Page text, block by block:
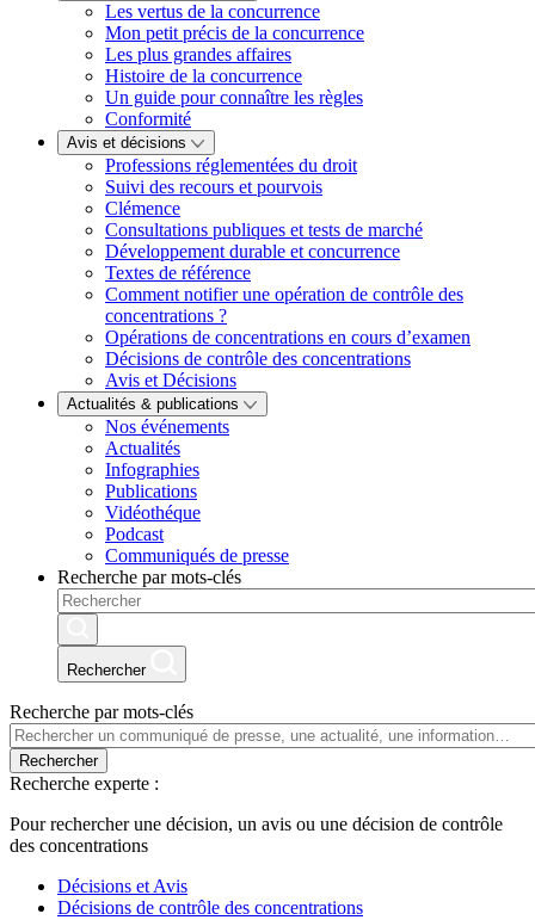
Les vertus de la concurrence
Mon petit précis de la concurrence
Les plus grandes affaires
Histoire de la concurrence
Un guide pour connaître les règles
Conformité
Avis et décisions
Professions réglementées du droit
Suivi des recours et pourvois
Clémence
Consultations publiques et tests de marché
Développement durable et concurrence
Textes de référence
Comment notifier une opération de contrôle des
concentrations ?
Opérations de concentrations en cours d’examen
Décisions de contrôle des concentrations
Avis et Décisions
Actualités & publications
Nos événements
Actualités
Infographies
Publications
Vidéothéque
Podcast
Communiqués de presse
Recherche par mots-clés
Rechercher
Recherche par mots-clés
Rechercher
Recherche experte :
Pour rechercher une décision, un avis ou une décision de contrôle
des concentrations
Décisions et Avis
Décisions de contrôle des concentrations